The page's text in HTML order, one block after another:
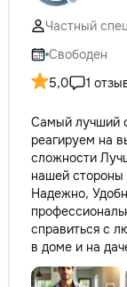
Частный
Свободен
5,0
1
Самый лучший
реагируем на
сложности
нашей
Надежно,
справиться с
в доме и на